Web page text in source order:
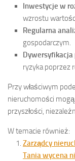
Inwestycje w
wzrostu
Regularna
gospodarczym.
ryzyka poprzez
Przy właściwym
nieruchomości
przyszłości,
W temacie również:
Zarządcy
Tania wycena